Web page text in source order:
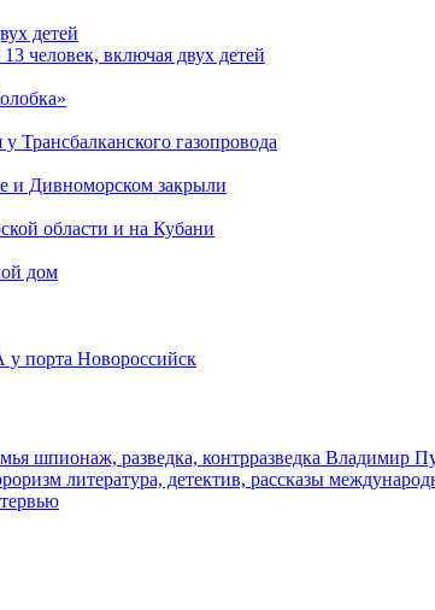
детей
человек, включая двух детей
газопровода
и Дивноморском закрыли
области и на Кубани
дом
у порта Новороссийск
шпионаж, разведка, контрразведка Владимир
литература, детектив, рассказы